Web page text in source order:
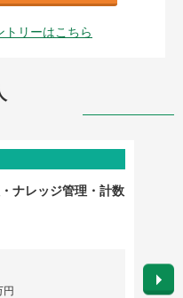
トリーはこちら
ナレッジ管理・計数
勤務
英語
給